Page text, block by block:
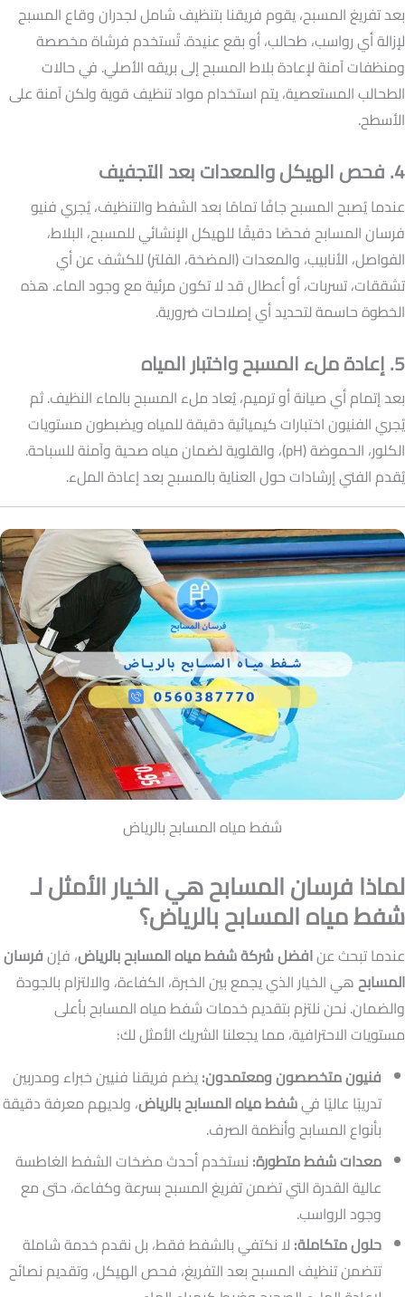
بعد تفريغ المسبح، يقوم فريقنا بتنظيف شامل لجدران وقاع المسبح
لإزالة أي رواسب، طحالب، أو بقع عنيدة. تُستخدم فرشاة مخصصة
ومنظفات آمنة لإعادة بلاط المسبح إلى بريقه الأصلي. في حالات
الطحالب المستعصية، يتم استخدام مواد تنظيف قوية ولكن آمنة على
الأسطح.
4. فحص الهيكل والمعدات بعد التجفيف
عندما يُصبح المسبح جافًا تمامًا بعد الشفط والتنظيف، يُجري فنيو
فرسان المسابح فحصًا دقيقًا للهيكل الإنشائي للمسبح، البلاط،
الفواصل، الأنابيب، والمعدات (المضخة، الفلتر) للكشف عن أي
تشققات، تسربات، أو أعطال قد لا تكون مرئية مع وجود الماء. هذه
الخطوة حاسمة لتحديد أي إصلاحات ضرورية.
5. إعادة ملء المسبح واختبار المياه
بعد إتمام أي صيانة أو ترميم، يُعاد ملء المسبح بالماء النظيف. ثم
يُجري الفنيون اختبارات كيميائية دقيقة للمياه ويضبطون مستويات
الكلور، الحموضة (pH)، والقلوية لضمان مياه صحية وآمنة للسباحة.
يُقدم الفني إرشادات حول العناية بالمسبح بعد إعادة الملء.
شفط مياه المسابح بالرياض
لماذا فرسان المسابح هي الخيار الأمثل لـ
شفط مياه المسابح بالرياض؟
عندما تبحث عنافضل شركة شفط مياه المسابح بالرياض، فإنفرسان
المسابحهي الخيار الذي يجمع بين الخبرة، الكفاءة، والالتزام بالجودة
والضمان. نحن نلتزم بتقديم خدمات شفط مياه المسابح بأعلى
مستويات الاحترافية، مما يجعلنا الشريك الأمثل لك:
فنيون متخصصون ومعتمدون:يضم فريقنا فنيين خبراء ومدربين
تدريبًا عاليًا فيشفط مياه المسابح بالرياض، ولديهم معرفة دقيقة
بأنواع المسابح وأنظمة الصرف.
معدات شفط متطورة: نستخدم أحدث مضخات الشفط الغاطسة
عالية القدرة التي تضمن تفريغ المسبح بسرعة وكفاءة، حتى مع
وجود الرواسب.
حلول متكاملة: لا نكتفي بالشفط فقط، بل نقدم خدمة شاملة
تتضمن تنظيف المسبح بعد التفريغ، فحص الهيكل، وتقديم نصائح